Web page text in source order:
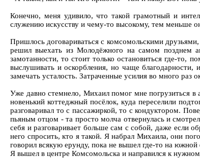
Конечно, меня удивило, что такой грамотный и
служению искусству и чему-то высокому, тем меньше
Пришлось договариваться с комсомольскими
решил выехать из Молодёжного на самом позднем
замотанности, то стоит только остановиться где-то,
выслушивать и оскорбления, но чаще благодарности,
замечать усталость. Затраченные усилия во много раз
Уже давно стемнело, Михаил помог мне погрузиться в
новенький коттеджный посёлок, куда переселили
разговаривал то с пассажиркой, то с кондуктором.
пьяным отцом - та просто молча отвернулась и
себя и разговаривает больше сам с собой, даже если
него спросить, кто я такой. Я набрал Михаила, они
говорил всякую ерунду, пока не вышел где-то на южной
Я вышел в центре Комсомольска и направился к